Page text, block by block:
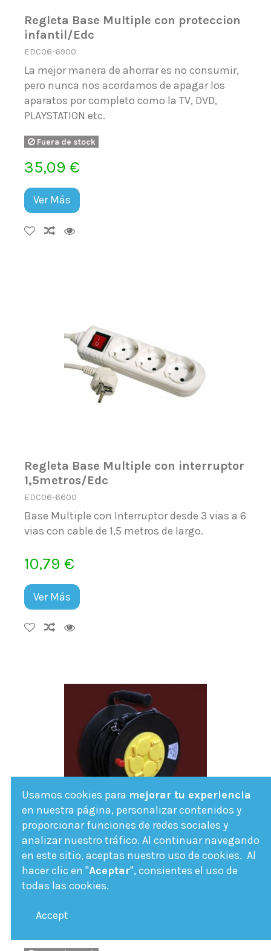
Regleta Base Multiple con proteccion
infantil/Edc
EDC06-6900
La mejor manera de ahorrar es no consumir,
pero nunca nos acordamos de apagar los
aparatos por completo como la TV, DVD,
PLAYSTATION etc.
Fuera de stock
35,09 €
Ver Más
Regleta Base Multiple con interruptor
1,5metros/Edc
EDC06-6600
Base Multiple con Interruptor desde 3 vias a 6
vias con cable de 1,5 metros de largo.
10,79 €
Ver Más
Enrollacable 25 mts 4 tomas y
proteccion
Enrrollacable de 25 mts con 4 bases schucko
Usamos cookies para mejorar tu experiencia
en nuestra página, personalizar contenidos y
proporcionar funciones de redes sociales y
analizar nuestro tráfico. Al continuar navegando
en este sitio, aceptas nuestro uso de cookies. Al
hacer clic en "Aceptar", consientes el uso de
todas las cookies.
Accept